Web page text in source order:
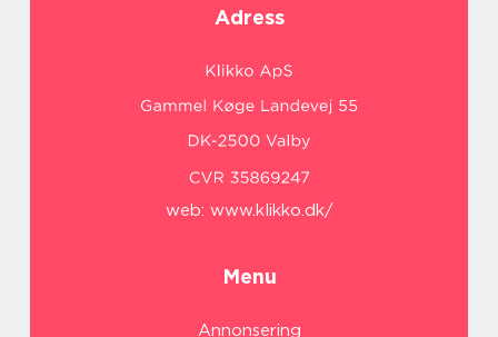
Adress
web: www.klikko.dk/
Menu
Annonsering